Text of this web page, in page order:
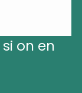
on en